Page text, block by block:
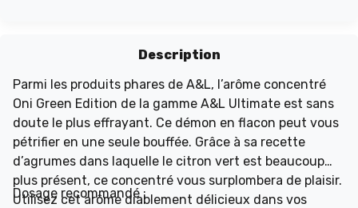
Description
Parmi les produits phares de A&L, l’arôme concentré
Oni Green Edition de la gamme A&L Ultimate est sans
doute le plus effrayant. Ce démon en flacon peut vous
pétrifier en une seule bouffée. Grâce à sa recette
d’agrumes dans laquelle le citron vert est beaucoup
plus présent, ce concentré vous surplombera de plaisir.
Utilisez cet arôme diablement délicieux dans vos
Dosage recommandé :